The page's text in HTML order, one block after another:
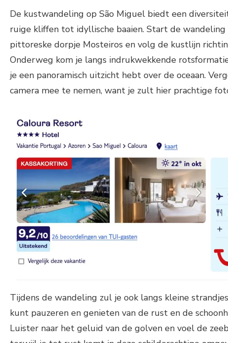
De kustwandeling op São Miguel biedt een
ruige kliffen tot idyllische baaien. Start de
pittoreske dorpje Mosteiros en volg de kustlijn
Onderweg kom je langs indrukwekkende
je een panoramisch uitzicht hebt over de oceaan.
camera mee te nemen, want je zult hier prachtige
Tijdens de wandeling zul je ook langs kleine
kunt pauzeren en genieten van de rust en de
Luister naar het geluid van de golven en voel de